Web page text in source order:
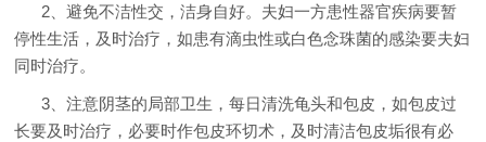
2、避免不洁性交，洁身自好。夫妇一方患性器官疾病要暂
停性生活，及时治疗，如患有滴虫性或白色念珠菌的感染要夫妇
同时治疗。
3、注意阴茎的局部卫生，每日清洗龟头和包皮，如包皮过
长要及时治疗，必要时作包皮环切术，及时清洁包皮垢很有必